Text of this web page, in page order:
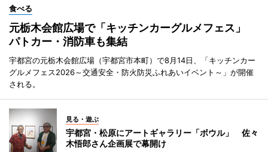
食べる
元栃木会館広場で「キッチンカーグルメフェス」
パトカー・消防車も集結
宇都宮の元栃木会館広場（宇都宮市本町）で8月14日、「キッチンカー
グルメフェス2026～交通安全・防火防災ふれあいイベント～」が開催
される。
見る・遊ぶ
宇都宮・松原にアートギャラリー「ボウル」 佐々
木悟郎さん企画展で幕開け